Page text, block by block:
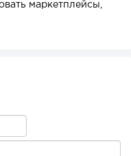
маркетплейсы,